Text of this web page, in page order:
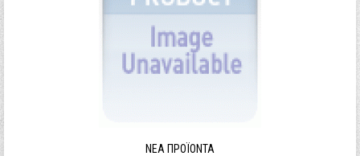
ΝΈΑ ΠΡΟΪΌΝΤΑ